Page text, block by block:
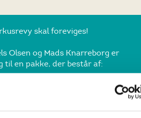
skal foreviges!
Olsen og Mads Knarreborg er
til en pakke, der består af: